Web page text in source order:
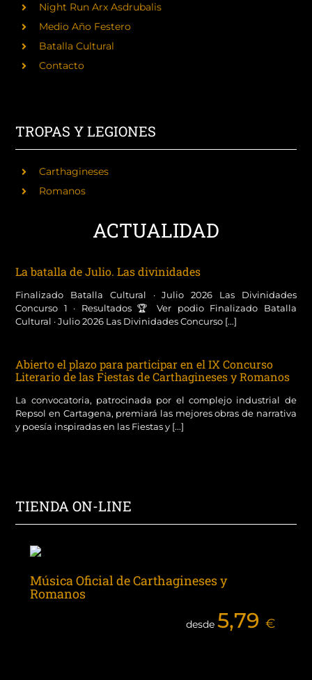
Night Run Arx Asdrubalis
Medio Año Festero
Batalla Cultural
Contacto
TROPAS Y LEGIONES
Carthagineses
Romanos
ACTUALIDAD
La batalla de Julio. Las divinidades
Finalizado Batalla Cultural · Julio 2026 Las Divinidades
Concurso 1 · Resultados 🏆 Ver podio Finalizado Batalla
Cultural · Julio 2026 Las Divinidades Concurso [...]
Abierto el plazo para participar en el IX Concurso
Literario de las Fiestas de Carthagineses y Romanos
La convocatoria, patrocinada por el complejo industrial de
Repsol en Cartagena, premiará las mejores obras de narrativa
y poesía inspiradas en las Fiestas y [...]
TIENDA ON-LINE
Música Oficial de Carthagineses y
Romanos
desde 5,79 €